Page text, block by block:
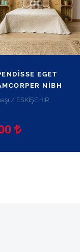
EGET
NIBH
/ ESKİŞEHİR